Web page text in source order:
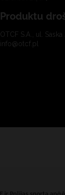
Produktu
OTCF S.A., ul.
info@otcf.pl